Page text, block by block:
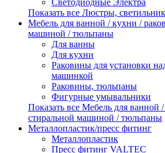
Светодиодные Электра
Показать все Люстры,
Мебель для ванной / кухни /
машиной / тюльпаны
Для ванны
Для кухни
Раковины для установки
машинкой
Раковины, тюльпаны
Фигурные умывальники
Показать все Мебель для ванной
стиральной машиной / тюльпаны
Металлопластик/пресс фитинг
Металлопластик
Пресс фитинг VALTEС